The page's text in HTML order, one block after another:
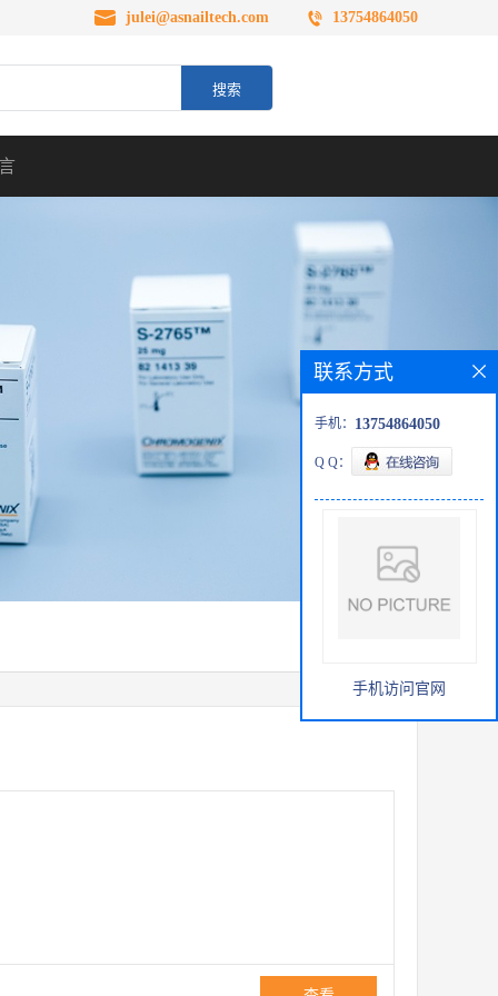
julei@asnailtech.com 13754864050
联系方式
手机： 13754864050
Q Q：
手机访问官网